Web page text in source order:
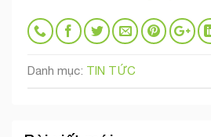
Danh mục: TIN TỨC